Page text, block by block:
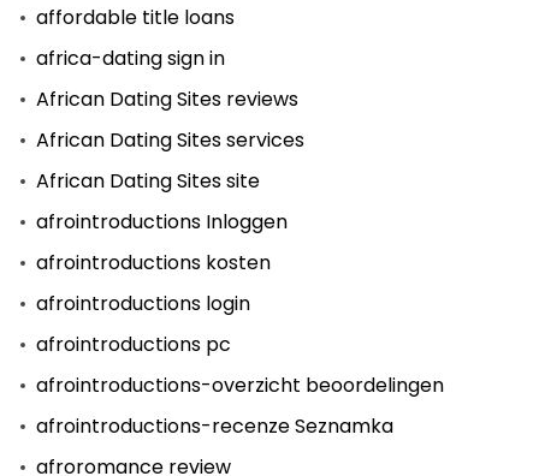
affordable title loans
africa-dating sign in
African Dating Sites reviews
African Dating Sites services
African Dating Sites site
afrointroductions Inloggen
afrointroductions kosten
afrointroductions login
afrointroductions pc
afrointroductions-overzicht beoordelingen
afrointroductions-recenze Seznamka
afroromance review